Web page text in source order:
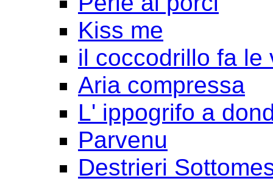
Kiss me
il coccodrillo fa le
Aria compressa
L' ippogrifo a
Parvenu
Destrieri